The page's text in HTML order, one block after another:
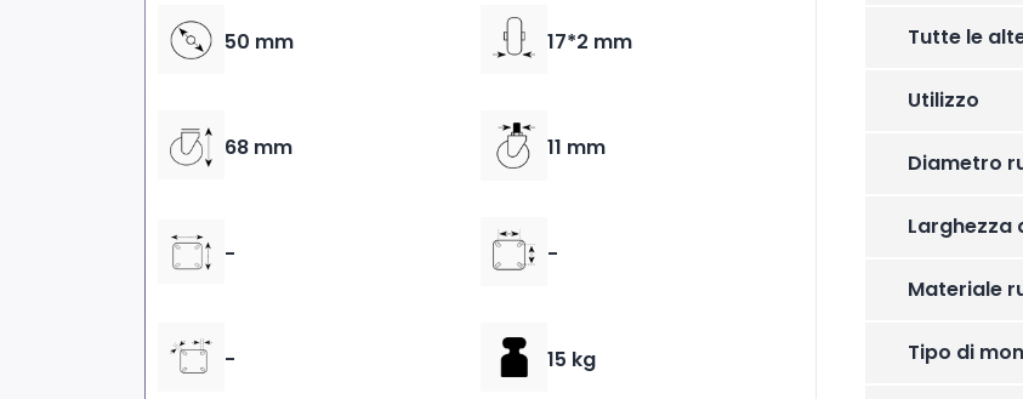
50 mm 17*2 mm
68 mm 11 mm
- -
- 15 kg
Tutte le
Utilizzo
Diametro
Larghezza
Materiale
Tipo di